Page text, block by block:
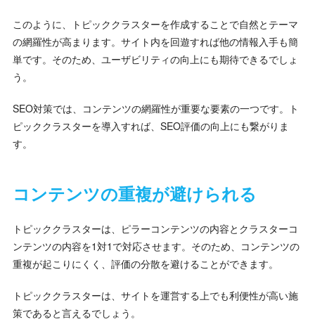
このように、トピッククラスターを作成することで自然とテーマ
の網羅性が高まります。サイト内を回遊すれば他の情報入手も簡
単です。そのため、ユーザビリティの向上にも期待できるでしょ
う。
SEO対策では、コンテンツの網羅性が重要な要素の一つです。ト
ピッククラスターを導入すれば、SEO評価の向上にも繋がりま
す。
コンテンツの重複が避けられる
トピッククラスターは、ピラーコンテンツの内容とクラスターコ
ンテンツの内容を1対1で対応させます。そのため、コンテンツの
重複が起こりにくく、評価の分散を避けることができます。
トピッククラスターは、サイトを運営する上でも利便性が高い施
策であると言えるでしょう。